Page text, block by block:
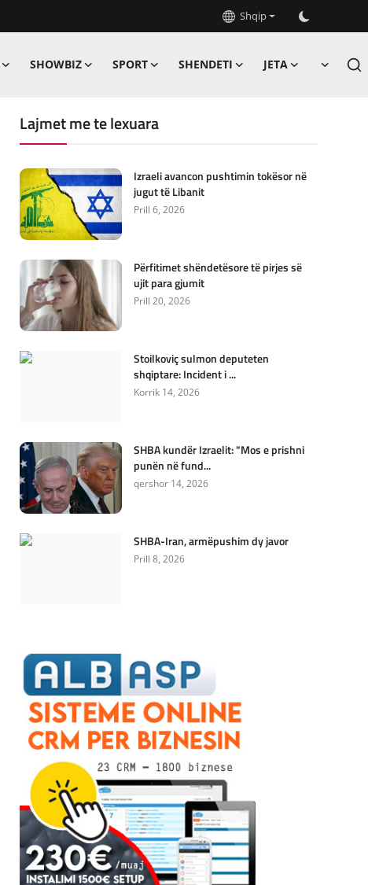
Shqip
SHOWBIZ SPORT SHENDETI JETA
Lajmet me te lexuara
Izraeli avancon pushtimin tokësor në
jugut të Libanit
Prill 6, 2026
Përfitimet shëndetësore të pirjes së
ujit para gjumit
Prill 20, 2026
Stoilkoviç sulmon deputeten
shqiptare: Incident i ...
Korrik 14, 2026
SHBA kundër Izraelit: "Mos e prishni
punën në fund...
qershor 14, 2026
SHBA-Iran, armëpushim dy javor
Prill 8, 2026